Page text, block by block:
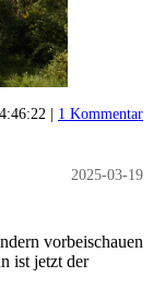
| 1 Kommentar
2025-03-19
vorbeischauen
ist jetzt der